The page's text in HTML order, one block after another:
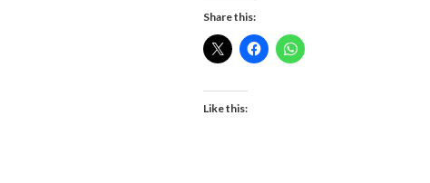
Share this:
Like this: